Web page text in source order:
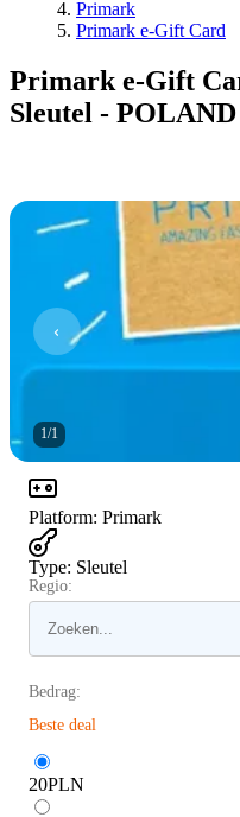
Primark
Primark e-Gift Card
Primark e-Gift
Sleutel - POLAND
1/1
Platform: Primark
Type: Sleutel
Regio:
Bedrag:
Beste deal
20PLN